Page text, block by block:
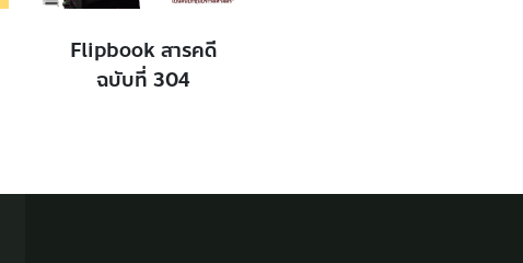
Flipbook สารคดี
ฉบับที่ 304